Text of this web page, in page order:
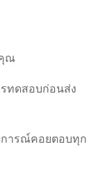
ณ
ทดสอบก่อนส่ง
ารณ์คอยตอบทุก